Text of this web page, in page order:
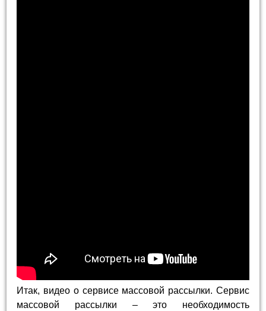
Итак, видео о сервисе массовой рассылки. Сервис
массовой рассылки – это необходимость